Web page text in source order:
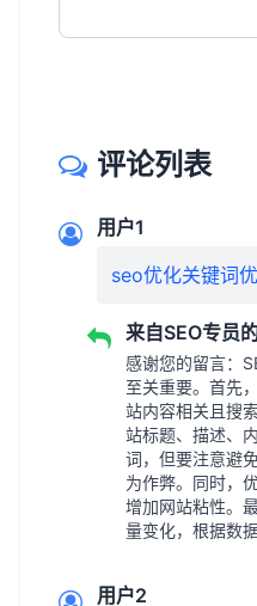
评论列表
用户1
seo优化关键词
来自SEO专员的
感谢您的留言：
至关重要。首先
站内容相关且搜
站标题、描述、
词，但要注意避
为作弊。同时，
增加网站粘性。
量变化，根据数
用户2